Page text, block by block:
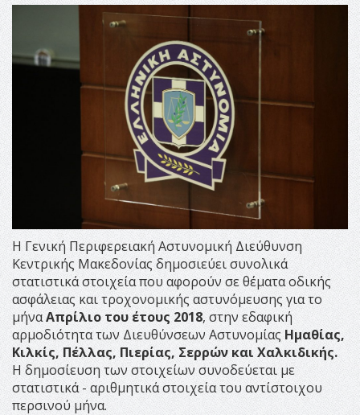
Η Γενική Περιφερειακή Αστυνομική Διεύθυνση
Κεντρικής Μακεδονίας δημοσιεύει συνολικά
στατιστικά στοιχεία που αφορούν σε θέματα οδικής
ασφάλειας και τροχονομικής αστυνόμευσης για το
μήναΑπρίλιο του έτους 2018, στην εδαφική
αρμοδιότητα των Διευθύνσεων ΑστυνομίαςΗμαθίας,
Κιλκίς, Πέλλας, Πιερίας, Σερρών και Χαλκιδικής.
Η δημοσίευση των στοιχείων συνοδεύεται με
στατιστικά - αριθμητικά στοιχεία του αντίστοιχου
περσινού μήνα.